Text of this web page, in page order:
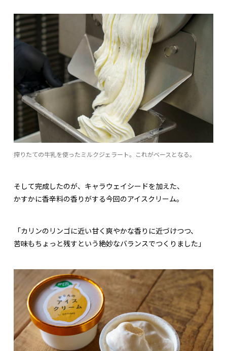
搾りたての牛乳を使ったミルクジェラート。これがベースとなる。
そして完成したのが、キャラウェイシードを加えた、
かすかに香辛料の香りがする今回のアイスクリーム。
「カリンのリンゴに近い甘く爽やかな香りに近づけつつ、
苦味もちょっと残すという絶妙なバランスでつくりました」